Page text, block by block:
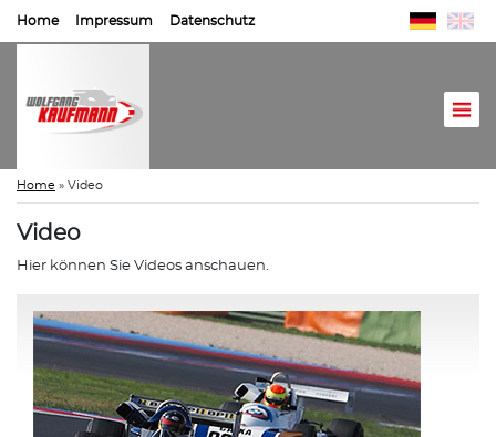
Home Impressum Datenschutz
Home » Video
Video
Hier können Sie Videos anschauen.